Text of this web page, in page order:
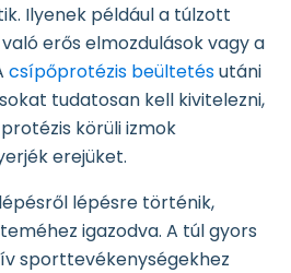
Ilyenek például a túlzott
erős elmozdulások vagy a
csípőprotézis beültetésutáni
tudatosan kell kivitelezni,
körüli izmok
erejüket.
lépésre történik,
igazodva. A túl gyors
sporttevékenységekhez